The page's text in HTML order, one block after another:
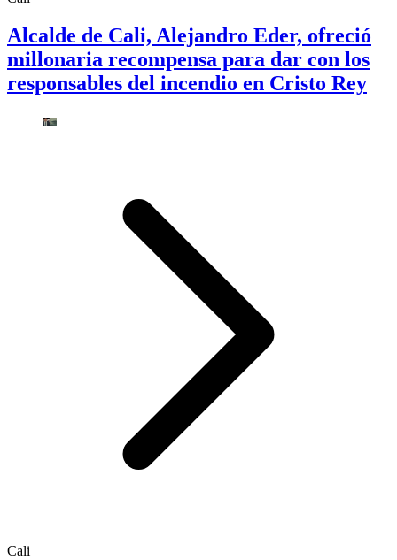
Alcalde de Cali, Alejandro Eder, ofreció
millonaria recompensa para dar con los
responsables del incendio en Cristo Rey
Cali